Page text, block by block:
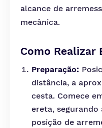
alcance de
mecânica.
Como Realizar
Preparação:
distância, a
cesta. Comece
ereta, segurando
posição de